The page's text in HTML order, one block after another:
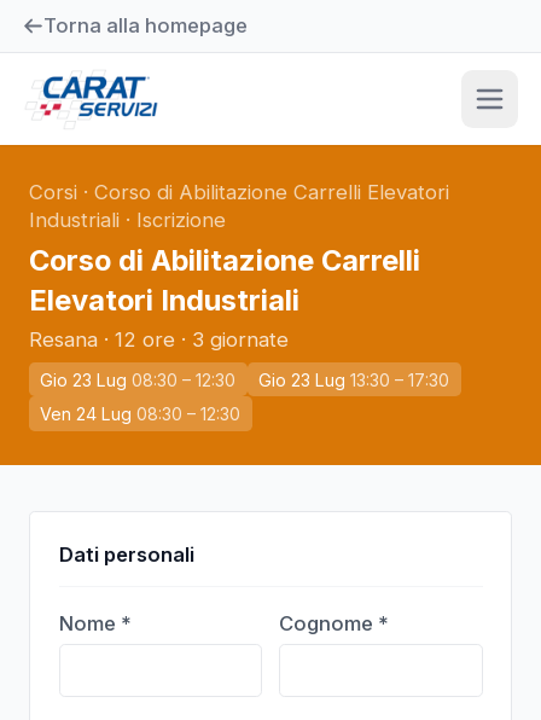
Torna alla homepage
Corsi· Corso di Abilitazione Carrelli Elevatori
Industriali · Iscrizione
Corso di Abilitazione Carrelli
Elevatori Industriali
Resana· 12 ore· 3 giornate
Gio 23 Lug 08:30 – 12:30 Gio 23 Lug 13:30 – 17:30
Ven 24 Lug 08:30 – 12:30
Dati personali
Nome * Cognome *